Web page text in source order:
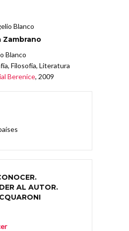
Zambrano
Blanco
Filosofía, Literatura
Berenice, 2009
AL AUTOR.